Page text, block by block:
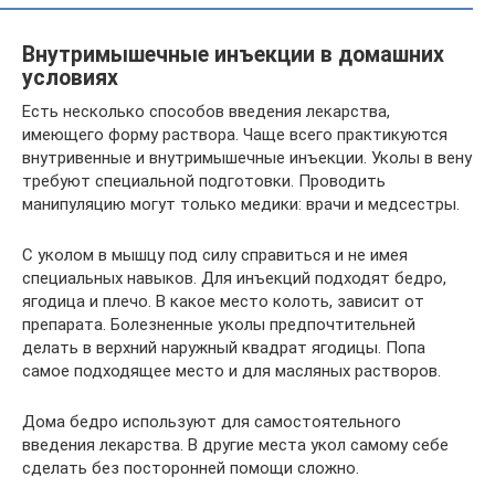
Внутримышечные инъекции в домашних
условиях
Есть несколько способов введения лекарства,
имеющего форму раствора. Чаще всего практикуются
внутривенные и внутримышечные инъекции. Уколы в вену
требуют специальной подготовки. Проводить
манипуляцию могут только медики: врачи и медсестры.
С уколом в мышцу под силу справиться и не имея
специальных навыков. Для инъекций подходят бедро,
ягодица и плечо. В какое место колоть, зависит от
препарата. Болезненные уколы предпочтительней
делать в верхний наружный квадрат ягодицы. Попа
самое подходящее место и для масляных растворов.
Дома бедро используют для самостоятельного
введения лекарства. В другие места укол самому себе
сделать без посторонней помощи сложно.